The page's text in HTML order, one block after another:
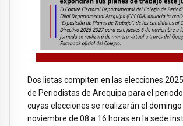
Dos listas compiten en las elecciones
de Periodistas de Arequipa para el
cuyas elecciones se realizarán el domingo
noviembre de 08 a 16 horas en la sede